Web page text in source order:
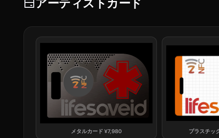
アーティストカード
メタルカード ¥7,980 プラスチッ